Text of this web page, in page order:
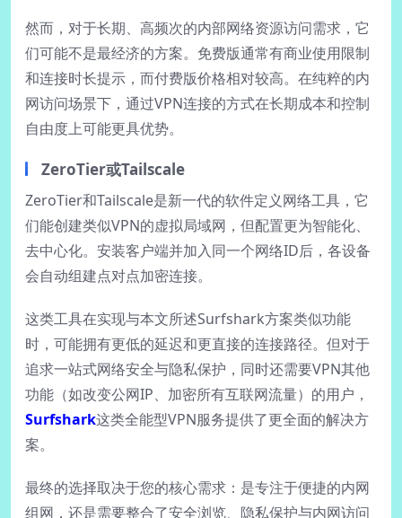
然而，对于长期、高频次的内部网络资源访问需求，它
们可能不是最经济的方案。免费版通常有商业使用限制
和连接时长提示，而付费版价格相对较高。在纯粹的内
网访问场景下，通过VPN连接的方式在长期成本和控制
自由度上可能更具优势。
ZeroTier或Tailscale
ZeroTier和Tailscale是新一代的软件定义网络工具，它
们能创建类似VPN的虚拟局域网，但配置更为智能化、
去中心化。安装客户端并加入同一个网络ID后，各设备
会自动组建点对点加密连接。
这类工具在实现与本文所述Surfshark方案类似功能
时，可能拥有更低的延迟和更直接的连接路径。但对于
追求一站式网络安全与隐私保护，同时还需要VPN其他
功能（如改变公网IP、加密所有互联网流量）的用户，
Surfshark这类全能型VPN服务提供了更全面的解决方
案。
最终的选择取决于您的核心需求：是专注于便捷的内网
组网，还是需要整合了安全浏览、隐私保护与内网访问